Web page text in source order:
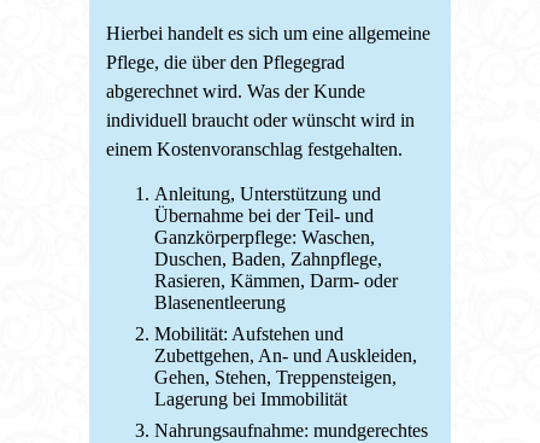
Hierbei handelt es sich um eine allgemeine
Pflege, die über den Pflegegrad
abgerechnet wird. Was der Kunde
individuell braucht oder wünscht wird in
einem Kostenvoranschlag festgehalten.
Anleitung, Unterstützung und
Übernahme bei der Teil- und
Ganzkörperpflege: Waschen,
Duschen, Baden, Zahnpflege,
Rasieren, Kämmen, Darm- oder
Blasenentleerung
Mobilität: Aufstehen und
Zubettgehen, An- und Auskleiden,
Gehen, Stehen, Treppensteigen,
Lagerung bei Immobilität
Nahrungsaufnahme: mundgerechtes